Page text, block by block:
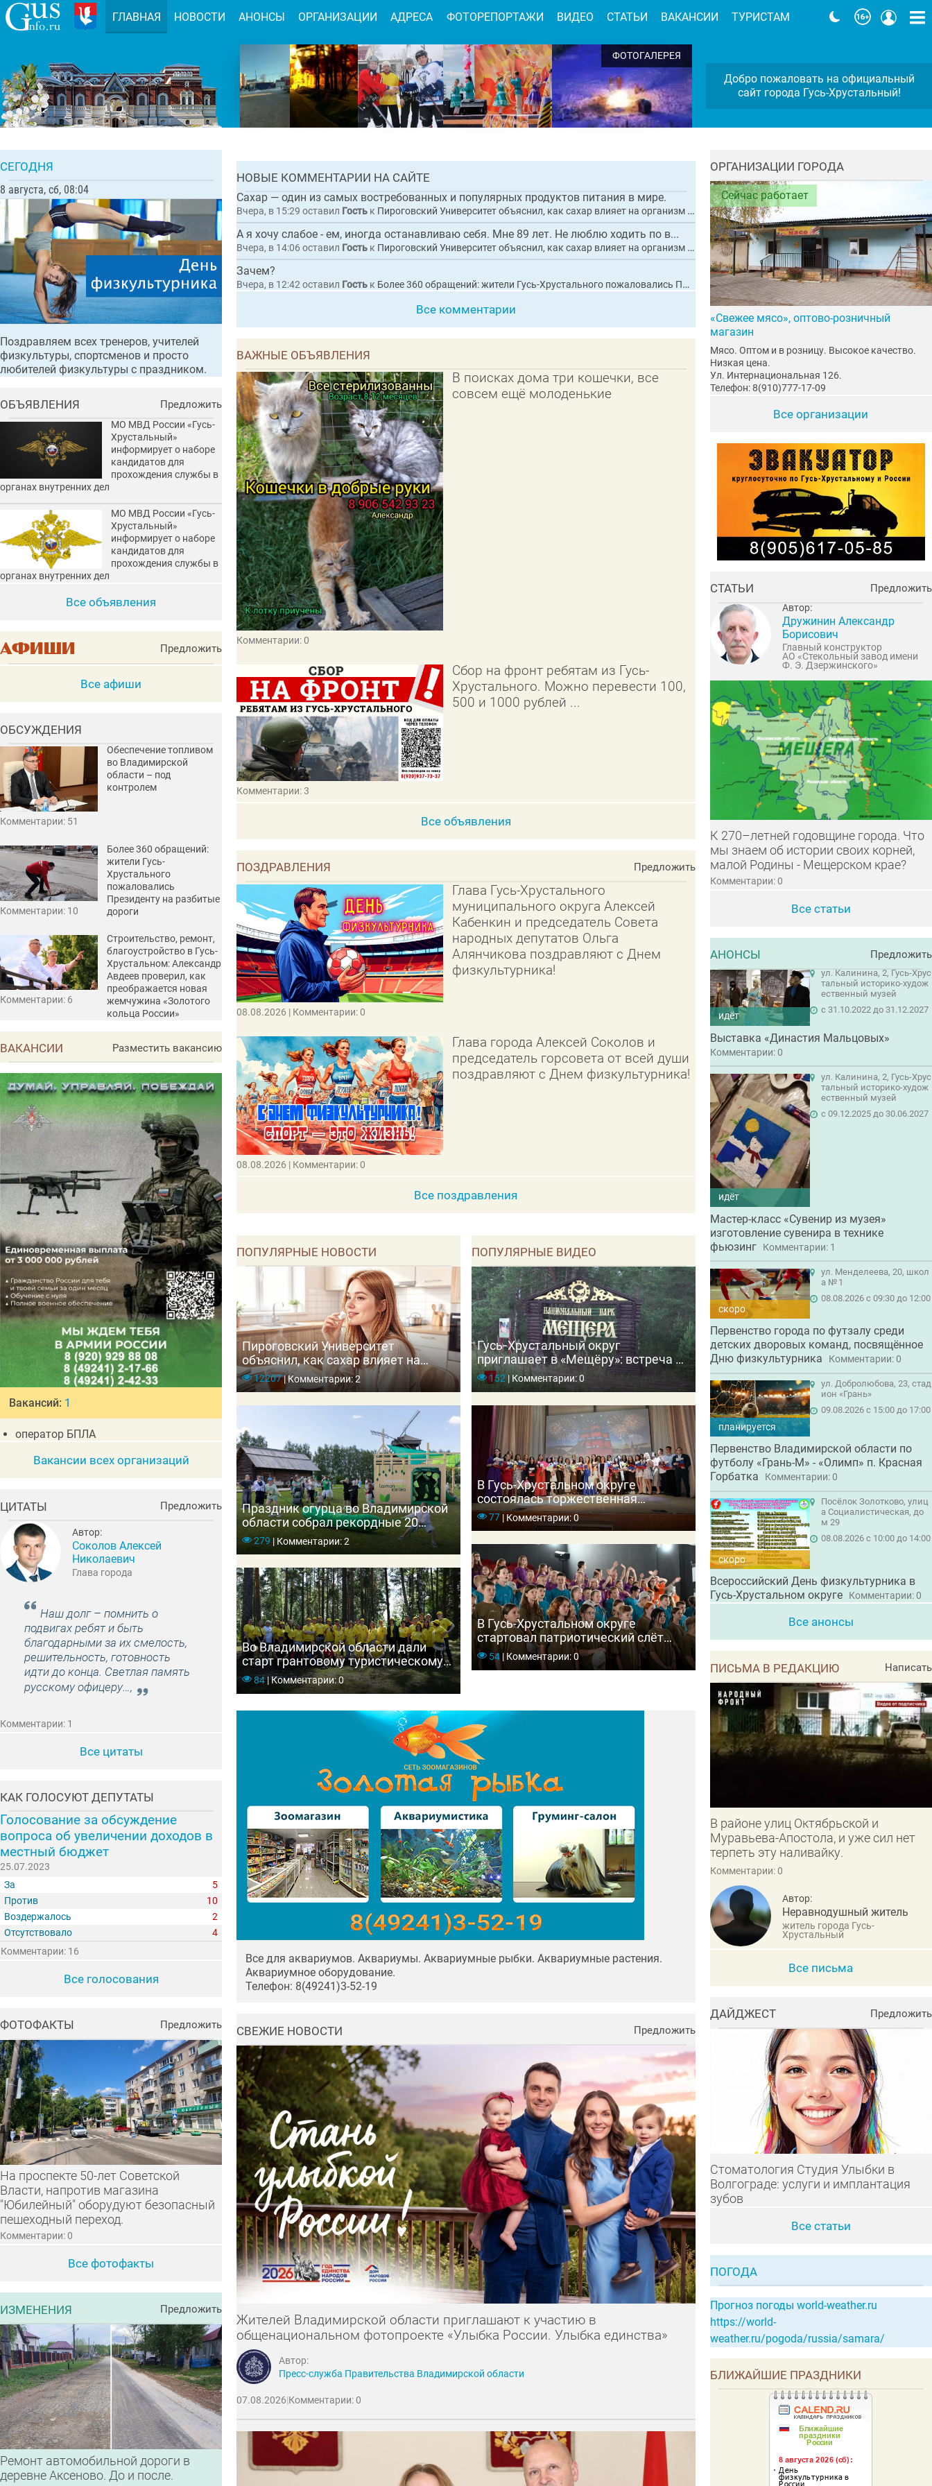
ГЛАВНАЯНОВОСТЬ
Задержан исполнительный директор коммерческой
организации по обвинению в покушении на
мошенничество при выполнении работ по
НОВЫЕ КОММЕНТАРИИ НА САЙТЕ
Сахар — один из самых востребованных и популярных продуктов питания в мире.
Вчера, в 15:29 оставил Гость к Пироговский Университет объяснил, как сахар влияет на организм и приводит к диабету
А я хочу слабое - ем, иногда останавливаю себя. Мне 89 лет. Не люблю ходить по в...
Вчера, в 14:06 оставил Гость к Пироговский Университет объяснил, как сахар влияет на организм и приводит к диабету
Зачем?
Вчера, в 12:42оставил Гость к Более 360 обращений: жители Гусь-Хрустального пожаловались Президенту на разбитые дороги
Все комментарии
ВАЖНЫЕ ОБЪЯВЛЕНИЯ
В поисках дома три кошечки, все
совсем ещё молоденькие
Комментарии: 0
Сбор на фронт ребятам из Гусь-
Хрустального. Можно перевести 100,
500 и 1000 рублей ...
Комментарии: 3
Все объявления
ПОЗДРАВЛЕНИЯ Предложить
Глава Гусь-Хрустального
муниципального округа Алексей
Кабенкин и председатель Совета
народных депутатов Ольга
Алянчикова поздравляют с Днем
физкультурника!
08.08.2026 | Комментарии: 0
Глава города Алексей Соколов и
председатель горсовета от всей души
поздравляют с Днем физкультурника!
08.08.2026 | Комментарии: 0
Все поздравления
ПОПУЛЯРНЫЕ НОВОСТИ
Пироговский Университет
объяснил, как сахар влияет на
организм и приводит к диабету
12207|Комментарии: 2
Праздник огурца во Владимирской
области собрал рекордные 20
тысяч гостей
279 |Комментарии: 2
Во Владимирской области дали
старт грантовому туристическому
проекту «Лесные уроки Мещеры»
84|Комментарии: 0
ПОПУЛЯРНЫЕ ВИДЕО
Гусь‑Хрустальный округ
приглашает в «Мещёру»: встреча с
зубрами и погружение в прошлое
152|Комментарии: 0
В Гусь-Хрустальном округе
состоялась торжественная
церемония вручения медалей
выпускникам школ
77 |Комментарии: 0
В Гусь-Хрустальном округе
стартовал патриотический слёт
«Мещёрские зори — 2026»
54|Комментарии: 0
Все для аквариумов. Аквариумы. Аквариумные рыбки. Аквариумные растения.
Аквариумное оборудование.
Телефон: 8(49241)3-52-19
СВЕЖИЕ НОВОСТИ Предложить
Жителей Владимирской области приглашают к участию в
общенациональном фотопроекте «Улыбка России. Улыбка единства»
Автор:
Пресс-служба Правительства Владимирской области
07.08.2026|Комментарии: 0
СЕГОДНЯ
8 августа, сб, 08:04
Поздравляем всех тренеров, учителей
физкультуры, спортсменов и просто
любителей физкультуры с праздником.
ОБЪЯВЛЕНИЯ Предложить
МО МВД России «Гусь-
Хрустальный»
информирует о наборе
кандидатов для
прохождения службы в
органах внутренних дел
МО МВД России «Гусь-
Хрустальный»
информирует о наборе
кандидатов для
прохождения службы в
органах внутренних дел
Все объявления
Предложить
Все афиши
ОБСУЖДЕНИЯ
Обеспечение топливом
во Владимирской
области – под
контролем
Комментарии: 51
Более 360 обращений:
жители Гусь-
Хрустального
пожаловались
Президенту на разбитые
дороги
Комментарии: 10
Строительство, ремонт,
благоустройство в Гусь-
Хрустальном: Александр
Авдеев проверил, как
преображается новая
жемчужина «Золотого
кольца России»
Комментарии: 6
ВАКАНСИИ Разместить вакансию
Вакансий: 1
оператор БПЛА
Вакансии всех организаций
ЦИТАТЫ Предложить
Автор:
Соколов Алексей
Николаевич
Глава города
Наш долг – помнить о
подвигах ребят и быть
благодарными за их смелость,
решительность, готовность
идти до конца. Светлая память
русскому офицеру…,
Комментарии: 1
Все цитаты
КАК ГОЛОСУЮТ ДЕПУТАТЫ
Голосование за обсуждение
вопроса об увеличении доходов в
местный бюджет
25.07.2023
За
5
Против
10
Воздержалось
2
Отсутствовало
4
Комментарии: 16
Все голосования
ФОТОФАКТЫ Предложить
На проспекте 50-лет Советской
Власти, напротив магазина
"Юбилейный" оборудуют безопасный
пешеходный переход.
Комментарии: 0
Все фотофакты
ИЗМЕНЕНИЯ Предложить
Ремонт автомобильной дороги в
деревне Аксеново. До и после.
ОРГАНИЗАЦИИ ГОРОДА
Сейчас работает
«Свежее мясо», оптово-розничный
магазин
Мясо. Оптом и в розницу. Высокое качество.
Низкая цена.
Ул. Интернациональная 126.
Телефон: 8(910)777-17-09
Все организации
СТАТЬИ Предложить
Автор:
Дружинин Александр
Борисович
Главный конструктор
АО «Стекольный завод имени
Ф. Э. Дзержинского»
К 270–летней годовщине города. Что
мы знаем об истории своих корней,
малой Родины - Мещерском крае?
Комментарии: 0
Все статьи
АНОНСЫ Предложить
идёт
ул. Калинина, 2, Гусь-Хрус
тальный историко-худож
ественный музей
c 31.10.2022 до 31.12.2027
Выставка «Династия Мальцовых»
Комментарии: 0
идёт
ул. Калинина, 2, Гусь-Хрус
тальный историко-худож
ественный музей
c 09.12.2025 до 30.06.2027
Мастер-класс «Сувенир из музея»
изготовление сувенира в технике
фьюзинг
Комментарии: 1
скоро
ул. Менделеева, 20, школ
а № 1
08.08.2026 с 09:30 до 12:00
Первенство города по футзалу среди
детских дворовых команд, посвящённое
Дню физкультурника
Комментарии: 0
планируется
ул. Добролюбова, 23, стад
ион «Грань»
09.08.2026 с 15:00 до 17:00
Первенство Владимирской области по
футболу «Грань-М» - «Олимп» п. Красная
Горбатка
Комментарии: 0
скоро
Посёлок Золотково, улиц
а Социалистическая, до
м 29
08.08.2026 с 10:00 до 14:00
Всероссийский День физкультурника в
Гусь-Хрустальном округе
Комментарии: 0
Все анонсы
ПИСЬМА В РЕДАКЦИЮ Написать
В районе улиц Октябрьской и
Муравьева-Апостола, и уже сил нет
терпеть эту наливайку.
Комментарии: 0
Автор:
Неравнодушный житель
житель города Гусь-
Хрустальный
Все письма
ДАЙДЖЕСТ Предложить
Стоматология Студия Улыбки в
Волгограде: услуги и имплантация
зубов
Все статьи
ПОГОДА
Прогноз погоды world-weather.ru
https://world-
weather.ru/pogoda/russia/samara/
БЛИЖАЙШИЕ ПРАЗДНИКИ
ГЛАВНАЯ НОВОСТИ АНОНСЫ ОРГАНИЗАЦИИ АДРЕСА ФОТОРЕПОРТАЖИ ВИДЕО СТАТЬИ ВАКАНСИИ ТУРИСТАМ
Добро пожаловать на официальный
сайт города Гусь-Хрустальный!
ФОТОГАЛЕРЕЯ